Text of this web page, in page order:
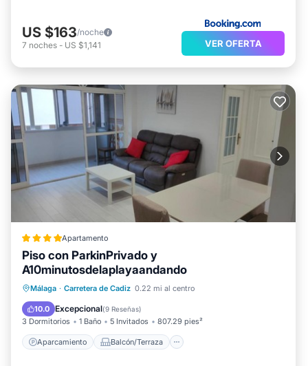
US $163/noche
7 noches - US $1,141 VER OFERTA
Apartamento
Piso con ParkinPrivado y
A10minutosdelaplayaandando
Málaga · Carretera de Cadiz 0.22 mi al centro
10.0 Excepcional(9 Reseñas)
3 Dormitorios 1 Baño 5 Invitados 807.29 pies²
Aparcamiento Balcón/Terraza
Aparcamiento
Balcón/Terraza
Aire acondicionado